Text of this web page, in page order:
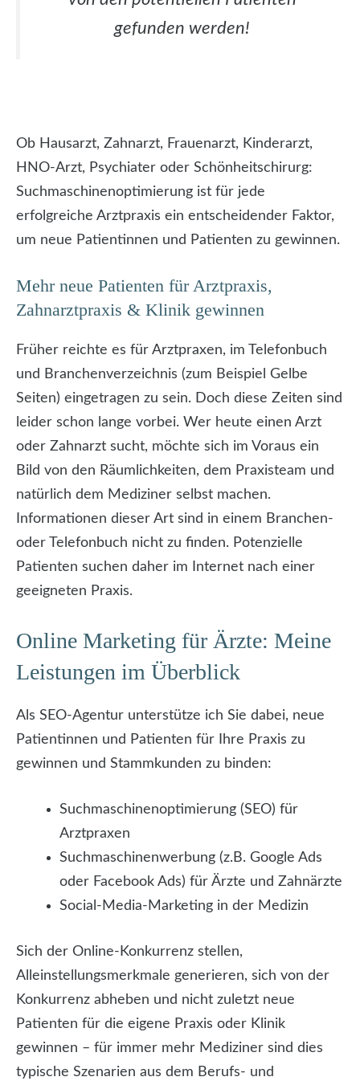
gefunden werden!
Ob Hausarzt, Zahnarzt, Frauenarzt, Kinderarzt,
HNO-Arzt, Psychiater oder Schönheitschirurg:
Suchmaschinenoptimierung ist für jede
erfolgreiche Arztpraxis ein entscheidender Faktor,
um neue Patientinnen und Patienten zu gewinnen.
Mehr neue Patienten für Arztpraxis,
Zahnarztpraxis & Klinik gewinnen
Früher reichte es für Arztpraxen, im Telefonbuch
und Branchenverzeichnis (zum Beispiel Gelbe
Seiten) eingetragen zu sein. Doch diese Zeiten sind
leider schon lange vorbei. Wer heute einen Arzt
oder Zahnarzt sucht, möchte sich im Voraus ein
Bild von den Räumlichkeiten, dem Praxisteam und
natürlich dem Mediziner selbst machen.
Informationen dieser Art sind in einem Branchen-
oder Telefonbuch nicht zu finden. Potenzielle
Patienten suchen daher im Internet nach einer
geeigneten Praxis.
Online Marketing für Ärzte: Meine
Leistungen im Überblick
Als SEO-Agentur unterstütze ich Sie dabei, neue
Patientinnen und Patienten für Ihre Praxis zu
gewinnen und Stammkunden zu binden:
Suchmaschinenoptimierung (SEO) für
Arztpraxen
Suchmaschinenwerbung (z.B. Google Ads
oder Facebook Ads) für Ärzte und Zahnärzte
Social-Media-Marketing in der Medizin
Sich der Online-Konkurrenz stellen,
Alleinstellungsmerkmale generieren, sich von der
Konkurrenz abheben und nicht zuletzt neue
Patienten für die eigene Praxis oder Klinik
gewinnen – für immer mehr Mediziner sind dies
typische Szenarien aus dem Berufs- und